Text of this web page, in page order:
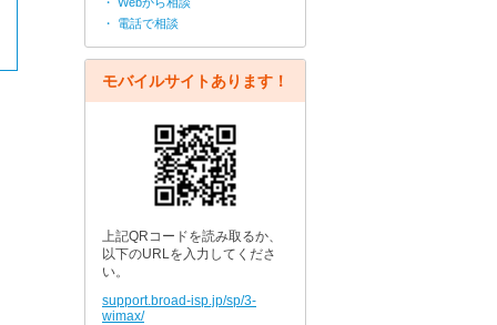
・ 電話で相談
モバイルサイトあります！
上記QRコードを読み取るか、
以下のURLを入力してくださ
い。
support.broad-isp.jp/sp/3-
wimax/